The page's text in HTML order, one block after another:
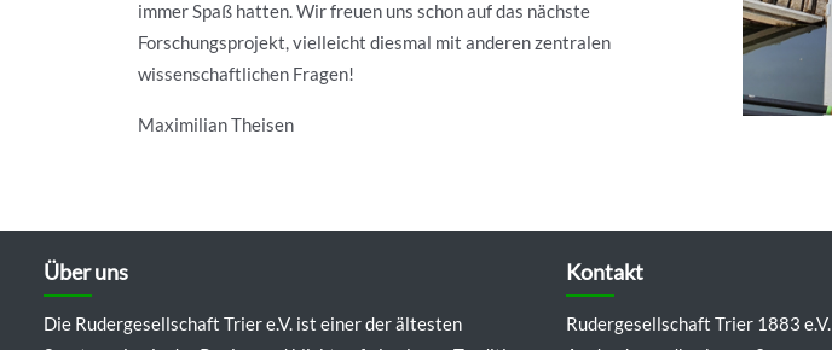
immer Spaß hatten. Wir freuen uns schon auf das nächste
Forschungsprojekt, vielleicht diesmal mit anderen zentralen
wissenschaftlichen Fragen!
Maximilian Theisen
Über uns
Die Rudergesellschaft Trier e.V. ist einer der ältesten
Kontakt
Rudergesellschaft Trier 1883 e.V.